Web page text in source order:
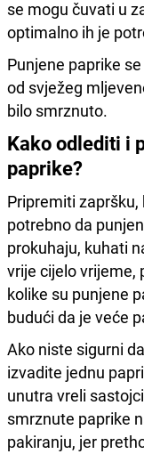
se mogu čuvati u
optimalno ih je
Punjene paprike
od svježeg
bilo smrznuto.
Kako odlediti i
paprike?
Pripremiti
potrebno da
prokuhaju, kuhati
vrije cijelo vrijeme,
kolike su punjene
budući da je veće
Ako niste sigurni
izvadite jednu
unutra vreli
smrznute paprike
pakiranju, jer